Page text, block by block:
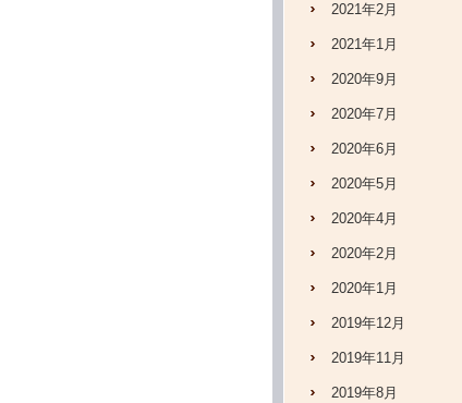
2021年2月
2021年1月
2020年9月
2020年7月
2020年6月
2020年5月
2020年4月
2020年2月
2020年1月
2019年12月
2019年11月
2019年8月